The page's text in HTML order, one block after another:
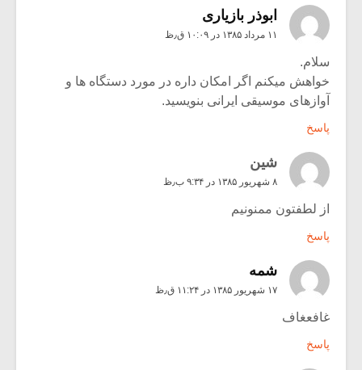
ابوذر بازیاری
۱۱ مرداد ۱۳۸۵ در ۱۰:۰۹ ق٫ظ
سلام.
خواهش میکنم اگر امکان داره در مورد دستگاه ها و
آوازهای موسیقی ایرانی بنویسید.
پاسخ
شين
۸ شهریور ۱۳۸۵ در ۹:۳۴ ب٫ظ
از لطفتون ممنونیم
پاسخ
شمه
۱۷ شهریور ۱۳۸۵ در ۱۱:۲۴ ق٫ظ
غافعغاف
پاسخ